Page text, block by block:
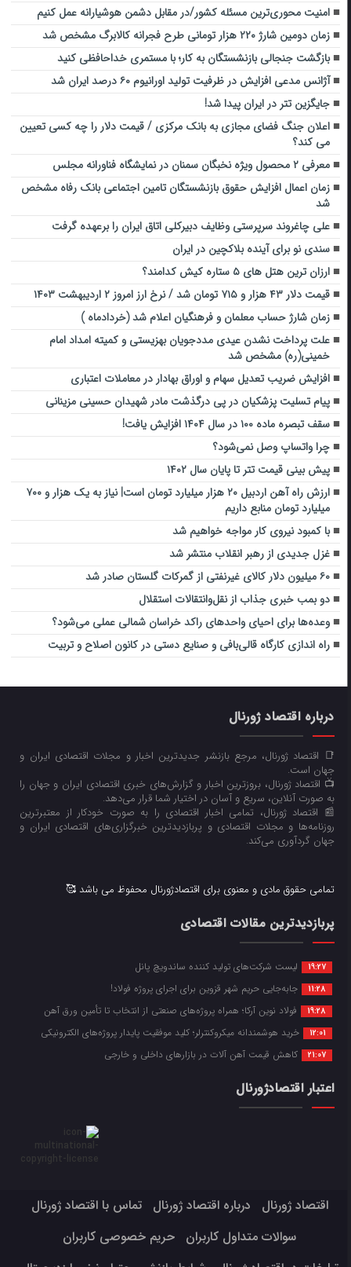
امنیت محوری‌ترین مسئله کشور/در مقابل دشمن هوشیارانه عمل کنیم
زمان دومین شارژ ۲۲۰ هزار تومانی طرح فجرانه کالابرگ مشخص شد
بازگشت جنجالی بازنشستگان به کار؛ با مستمری خداحافظی کنید
آژانس مدعی افزایش در ظرفیت تولید اورانیوم ۶۰ درصد ایران شد
جایگزین تتر در ایران پیدا شد!
اعلان جنگ فضای مجازی به بانک مرکزی / قیمت دلار را چه کسی تعیین
می کند؟
معرفی ۲ محصول ویژه نخبگان سمنان در نمایشگاه فناورانه مجلس
زمان اعمال افزایش حقوق بازنشستگان تامین اجتماعی بانک رفاه مشخص
شد
علی چاغروند سرپرستی وظایف دبیرکلی اتاق ایران را برعهده گرفت
سندی نو برای آینده بلاکچین در ایران
ارزان ترین هتل های ۵ ستاره کیش کدامند؟
قیمت دلار ۴۳ هزار و ۷۱۵ تومان شد / نرخ ارز امروز ۲ اردیبهشت ۱۴۰۳
زمان شارژ حساب معلمان و فرهنگیان اعلام شد (خردادماه )
علت پرداخت نشدن عیدی مددجویان بهزیستی و کمیته امداد امام
خمینی(ره) مشخص شد
افزایش ضریب تعدیل سهام و اوراق بهادار در معاملات اعتباری
پیام تسلیت پزشکیان در پی درگذشت مادر شهیدان حسینی مزینانی
سقف تبصره ماده ۱۰۰ در سال ۱۴۰۴ افزایش یافت!
چرا واتساپ وصل نمی‌شود؟
پیش بینی قیمت تتر تا پایان سال ۱۴۰۲
ارزش راه آهن اردبیل ۲۰ هزار میلیارد تومان است| نیاز به یک هزار و ۷۰۰
میلیارد تومان منابع داریم
با کمبود نیروی کار مواجه خواهیم شد
غزل جدیدی از رهبر انقلاب منتشر شد
۶۰ میلیون دلار کالای غیرنفتی از گمرکات گلستان صادر شد
دو بمب خبری جذاب از نقل‌وانتقالات استقلال
وعده‌ها برای احیای واحدهای راکد خراسان شمالی عملی می‌شود؟
راه اندازی کارگاه قالی‌بافی و صنایع دستی در کانون اصلاح و تربیت
درباره اقتصاد ژورنال
📑 اقتصاد ژورنال، مرجع بازنشر جدیدترین اخبار و مجلات اقتصادی ایران و
جهان است.
📺 اقتصاد ژورنال، بروزترین اخبار و گزارش‌های خبری اقتصادی ایران و جهان را
به صورت آنلاین، سریع و آسان در اختیار شما قرار می‌‌دهد.
📰 اقتصاد ژورنال، تمامی اخبار اقتصادی را به صورت خودکار از معتبرترین
روزنامه‌ها و مجلات اقتصادی و پربازدیدترین خبرگزاری‌های اقتصادی ایران و
جهان گردآوری می‌کند.
تمامی حقوق مادی و معنوی برای اقتصادژورنال محفوظ می باشد 🥰
پربازدیدترین مقالات اقتصادی
19:27 لیست شرکت‌های تولید کننده ساندویچ پانل
11:28 جابه‌جایی حریم شهر قزوین برای اجرای پروژه فولاد!
19:28 فولاد نوین آرکا؛ همراه پروژه‌های صنعتی از انتخاب تا تأمین ورق آهن
12:01 خرید هوشمندانه میکروکنترلر؛ کلید موفقیت پایدار پروژه‌های الکترونیکی
21:07 کاهش قیمت آهن آلات در بازارهای داخلی و خارجی
اعتبار اقتصادژورنال
اقتصاد ژورنال درباره اقتصاد ژورنال
تماس با اقتصاد ژورنال
سوالات متداول کاربران
حریم خصوصی کاربران